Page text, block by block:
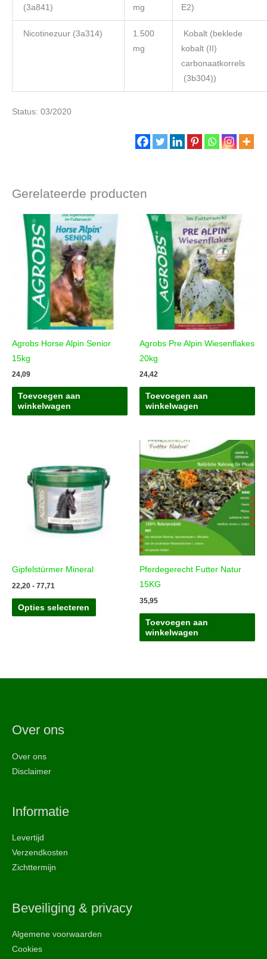
(3a841)
mg
E2)
Nicotinezuur (3a314)
1.500
mg
Kobalt (beklede
kobalt (II)
carbonaatkorrels
(3b304))
Status: 03/2020
Gerelateerde producten
Agrobs Horse Alpin Senior
15kg
24,09
Toevoegen aan
winkelwagen
Agrobs Pre Alpin Wiesenflakes
20kg
24,42
Toevoegen aan
winkelwagen
Gipfelstürmer Mineral
22,20 - 77,71
tot
Opties selecteren
Dit
product
Pferdegerecht Futter Natur
15KG
35,95
Toevoegen aan
winkelwagen
Over ons
Over ons
Disclaimer
Informatie
Levertijd
Verzendkosten
Zichttermijn
Beveiliging & privacy
Algemene voorwaarden
Cookies